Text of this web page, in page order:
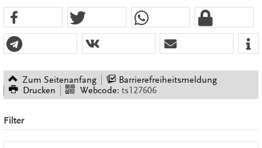
Zum Seitenanfang
Barrierefreiheitsmeldung
Drucken
Webcode: ts127606
Filter